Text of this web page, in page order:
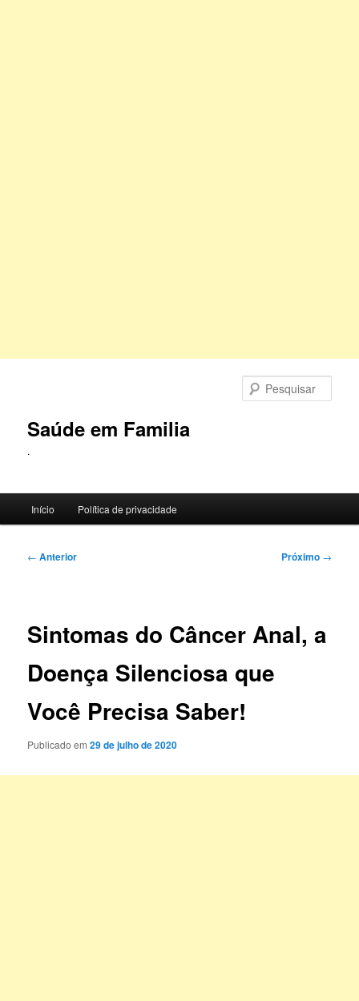
principalSaúde em Familia
.
principal
Início Política de privacidade
Navegação
← Anterior Próximo →
Sintomas do Câncer Anal, a
Doença Silenciosa que
Você Precisa Saber!
Publicado em29 de julho de 2020